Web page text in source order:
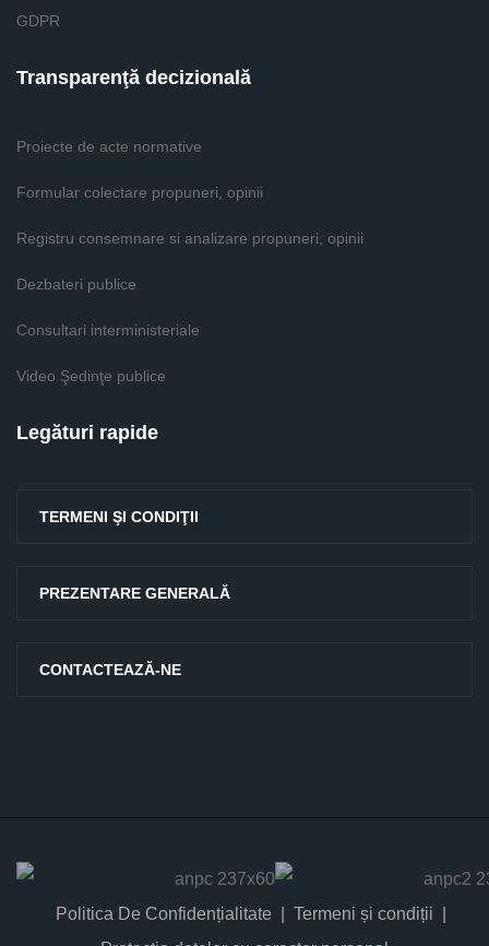
GDPR
Transparenţă decizională
Proiecte de acte normative
Formular colectare propuneri, opinii
Registru consemnare si analizare propuneri, opinii
Dezbateri publice
Consultari interministeriale
Video Şedinţe publice
Legături rapide
TERMENI ŞI CONDIŢII
PREZENTARE GENERALĂ
CONTACTEAZĂ-NE
Politica De Confidențialitate
Termeni și condiții